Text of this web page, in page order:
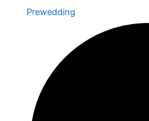
Prewedding